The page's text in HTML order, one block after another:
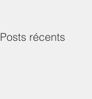
Posts récents